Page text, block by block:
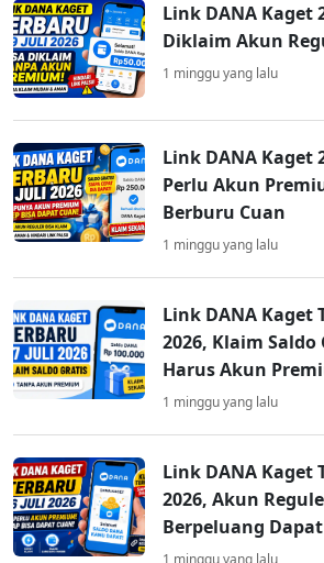
Link DANA Kaget
Diklaim Akun
1 minggu yang lalu
Link DANA Kaget
Perlu Akun
Berburu Cuan
1 minggu yang lalu
Link DANA Kaget
2026, Klaim Saldo
Harus Akun
1 minggu yang lalu
Link DANA Kaget
2026, Akun
Berpeluang